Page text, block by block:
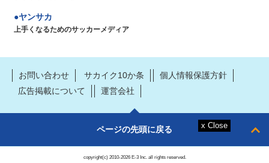
ヤンサカ
上手くなるためのサッカーメディア
お問い合わせ サカイク10か条
個人情報保護方針
広告掲載について
運営会社
ページの先頭に戻る
copyright(c) 2010-2026 E-3 Inc. all rights reserved.